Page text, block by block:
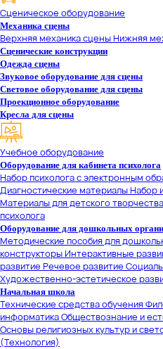
Сценическое оборудование
Механика сцены
Верхняя механика сценыНижняя
Сценические конструкции
Одежда сцены
Звуковое оборудование для сцены
Световое оборудование для сцены
Проекционное оборудование
Кресла для сцены
Учебное оборудование
Оборудование для кабинета психолога
Набор психолога с электронным
Диагностические материалыНабор
Материалы для детского творчества
психолога
Оборудование для дошкольных
Методические пособия для
конструкторы Интерактивные
развитие Речевое развитие
Художественно-эстетическое
Начальная школа
Технические средства обучения
информатикаОбществознание и
Основы религиозных культур и
(Технология)